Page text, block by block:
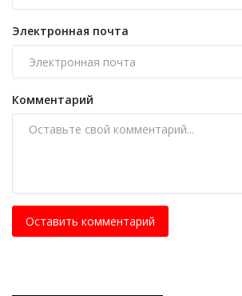
Электронная почта
Комментарий
Оставить комментарий